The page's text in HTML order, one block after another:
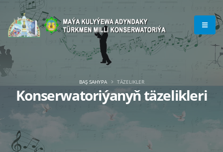
Konserwatoriýanyň täzelikleri
BAŞ SAHYPA TÄZELIKLER